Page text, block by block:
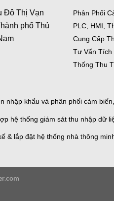
Đô Thị Vạn
phố Thủ
Phân Phối
PLC, HMI,
Cung Cấp
Tư Vấn Tích
Thống Thu
nhập khẩu và phân phối cảm
hệ thống giám sát thu nhập dữ
& lắp đặt hệ thống nhà thông